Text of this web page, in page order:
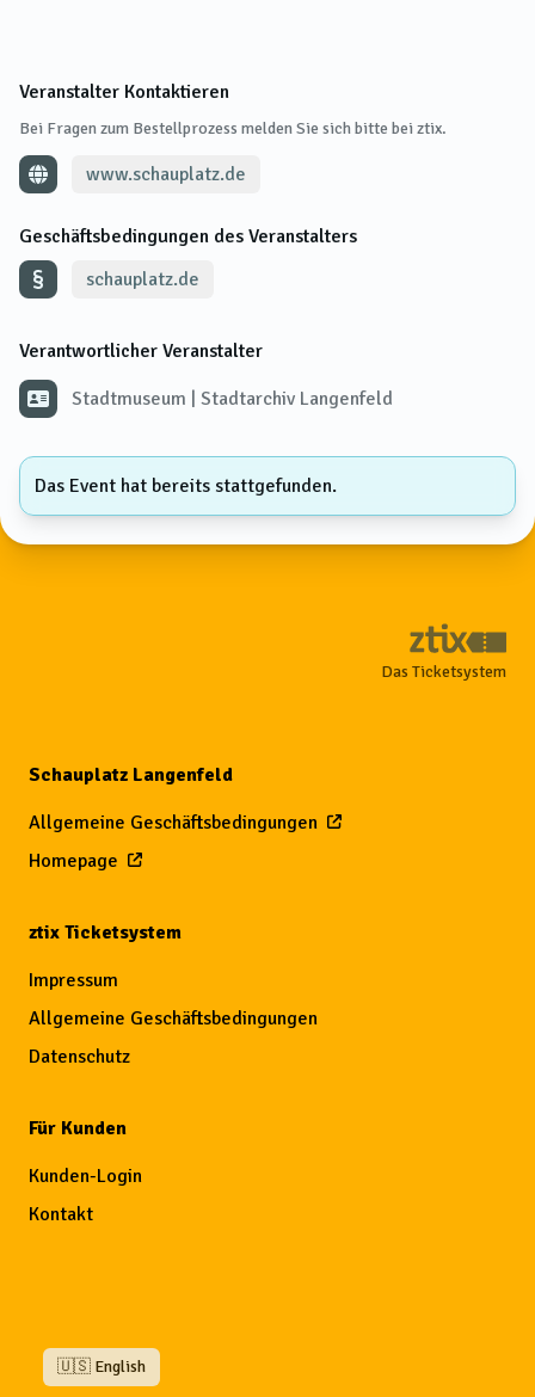
Veranstalter Kontaktieren
Bei Fragen zum Bestellprozess melden Sie sich bitte bei ztix.
www.schauplatz.de
Geschäftsbedingungen des Veranstalters
schauplatz.de
Verantwortlicher Veranstalter
Stadtmuseum | Stadtarchiv Langenfeld
Das Event hat bereits stattgefunden.
Das Ticketsystem
Schauplatz Langenfeld
Allgemeine Geschäftsbedingungen
Homepage
ztix Ticketsystem
Impressum
Allgemeine Geschäftsbedingungen
Datenschutz
Für Kunden
Kunden-Login
Kontakt
🇺🇸 English